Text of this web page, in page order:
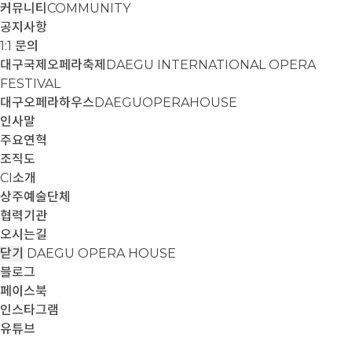
커뮤니티 COMMUNITY
공지사항
1:1 문의
대구국제오페라축제 DAEGU INTERNATIONAL OPERA
FESTIVAL
대구오페라하우스DAEGUOPERAHOUSE
인사말
주요연혁
조직도
CI소개
상주예술단체
협력기관
오시는길
닫기 DAEGU OPERA HOUSE
블로그
페이스북
인스타그램
유튜브